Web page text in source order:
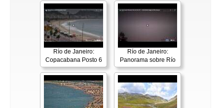
Río de Janeiro:
Copacabana Posto 6
Río de Janeiro:
Panorama sobre Río